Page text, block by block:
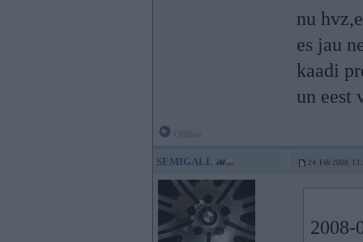
nu
es jau
kaadi
un eest
SEMIGALL 24. Feb 2008,
2008-